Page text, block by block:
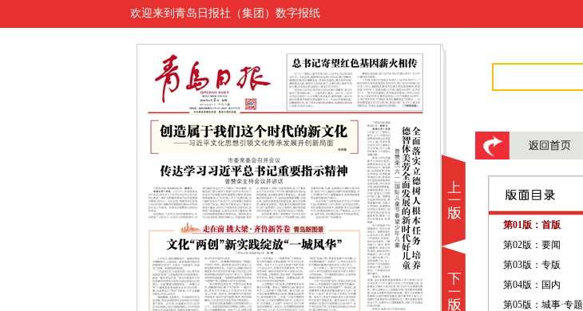
欢迎来到青岛日报社（集团）数字报纸
第01版：首版
第02版：要闻
第03版：专版
第04版：国内
第05版：城事·专题